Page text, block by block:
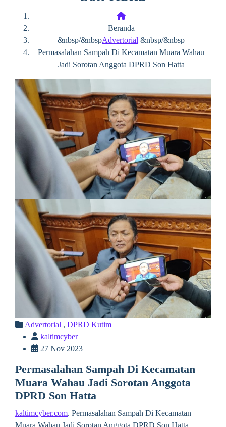
Beranda
&nbsp/&nbspAdvertorial &nbsp/&nbsp
Permasalahan Sampah Di Kecamatan Muara Wahau
Jadi Sorotan Anggota DPRD Son Hatta
Advertorial , DPRD Kutim
kaltimcyber
27 Nov 2023
Permasalahan Sampah Di Kecamatan
Muara Wahau Jadi Sorotan Anggota
DPRD Son Hatta
kaltimcyber.com. Permasalahan Sampah Di Kecamatan
Muara Wahau Jadi Sorotan Anggota DPRD Son Hatta –